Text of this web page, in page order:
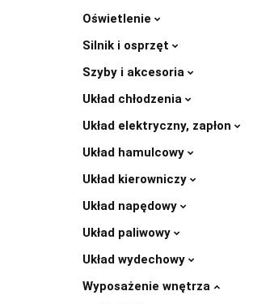
Oświetlenie
Silnik i osprzęt
Szyby i akcesoria
Układ chłodzenia
Układ elektryczny, zapłon
Układ hamulcowy
Układ kierowniczy
Układ napędowy
Układ paliwowy
Układ wydechowy
Wyposażenie wnętrza